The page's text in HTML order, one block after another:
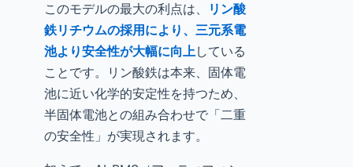
このモデルの最大の利点は、
リン酸
鉄リチウムの採用により、三元系電
池より安全性が大幅に向上している
ことです。リン酸鉄は本来、固体電
池に近い化学的安定性を持つため、
半固体電池との組み合わせで「二重
の安全性」が実現されます。